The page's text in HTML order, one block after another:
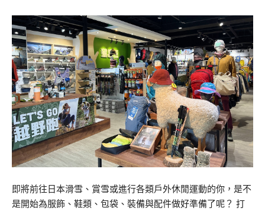
即將前往日本滑雪、賞雪或進行各類戶外休閒運動的你，是不
是開始為服飾、鞋類、包袋、裝備與配件做好準備了呢？ 打